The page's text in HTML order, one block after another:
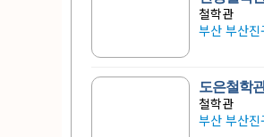
철학관
부산 부산
도은철학
철학관
부산 부산